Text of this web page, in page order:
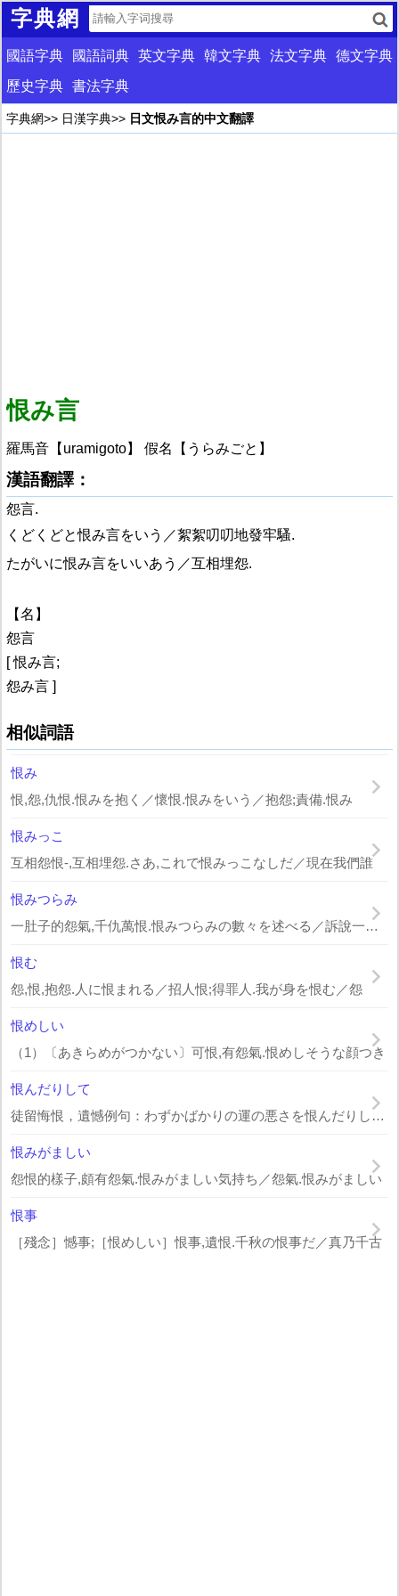
字典網
國語字典 國語詞典 英文字典 韓文字典 法文字典 德文字典
歷史字典 書法字典
字典網>> 日漢字典>> 日文恨み言的中文翻譯
恨み言
羅馬音【uramigoto】 假名【うらみごと】
漢語翻譯：
怨言.
くどくどと恨み言をいう／絮絮叨叨地發牢騷.
たがいに恨み言をいいあう／互相埋怨.
【名】
怨言
[ 恨み言;
怨み言 ]
相似詞語
恨み
恨,怨,仇恨.恨みを抱く／懷恨.恨みをいう／抱怨;責備.恨み
恨みっこ
互相怨恨-,互相埋怨.さあ,これで恨みっこなしだ／現在我們誰
恨みつらみ
一肚子的怨氣,千仇萬恨.恨みつらみの數々を述べる／訴說一樁樁
恨む
怨,恨,抱怨.人に恨まれる／招人恨;得罪人.我が身を恨む／怨
恨めしい
（1）〔あきらめがつかない〕可恨,有怨氣.恨めしそうな顔つき
恨んだりして
徒留悔恨，遺憾例句：わずかばかりの運の悪さを恨んだりして W
恨みがましい
怨恨的樣子,頗有怨氣.恨みがましい気持ち／怨氣.恨みがましい
恨事
［殘念］憾事;［恨めしい］恨事,遺恨.千秋の恨事だ／真乃千古